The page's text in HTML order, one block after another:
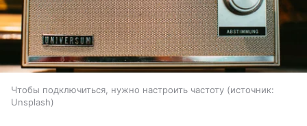
Чтобы подключиться, нужно настроить частоту
источник:
Unsplash